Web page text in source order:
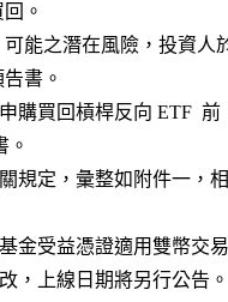
回。
掛 ETF  可能之潛在風險，投資
預告書。
次申購買回槓桿反向 ETF
。
司相關規定，彙整如附件一
信託基金受益憑證適用雙幣
整修改，上線日期將另行公告。